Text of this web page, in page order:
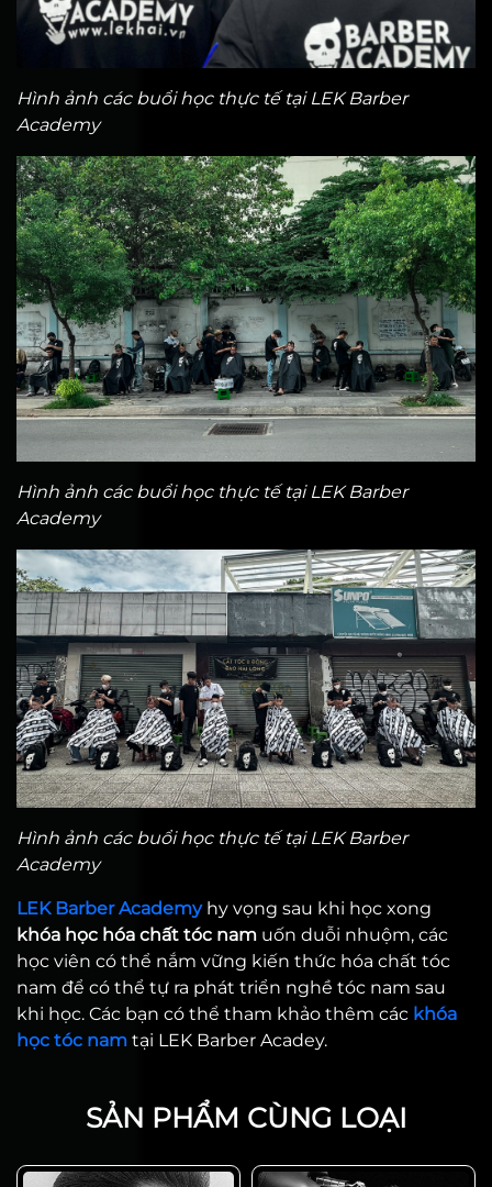
Hình ảnh các buổi học thực tế tại LEK Barber
Academy
Hình ảnh các buổi học thực tế tại LEK Barber
Academy
Hình ảnh các buổi học thực tế tại LEK Barber
Academy
LEK Barber Academyhy vọng sau khi học xong
khóa học hóa chất tóc nam uốn duỗi nhuộm, các
học viên có thể nắm vững kiến thức hóa chất tóc
nam để có thể tự ra phát triển nghề tóc nam sau
khi học. Các bạn có thể tham khảo thêm các khóa
học tóc nam tại LEK Barber Acadey.
SẢN PHẨM CÙNG LOẠI